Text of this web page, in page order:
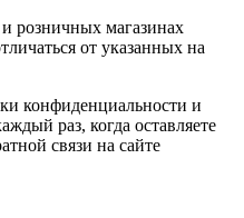
розничных магазинах
от указанных на
конфиденциальности и
раз, когда оставляете
связи на сайте